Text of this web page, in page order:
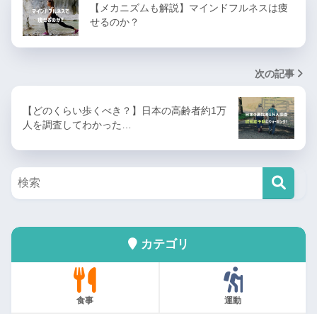
【メカニズムも解説】マインドフルネスは痩
せるのか？
次の記事
【どのくらい歩くべき？】日本の高齢者約1万
人を調査してわかった…
カテゴリ
食事 運動